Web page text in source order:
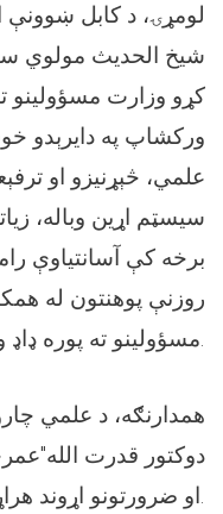
لومړۍ، د کابل
شیخ الحدیث مولوي
کړو وزارت مسؤولینو
ورکشاپ په دایرېدو
علمي، څېړنیزو او
سیسټم اړین وباله،
برخه کې آسانتیاوې
روزنې پوهنتون له
مسؤولینو ته پوره ډاډ ورکړ.
همدارنګه، د علمي
دوکتور قدرت
او ضرورتونو اړوند هراړخیزې خبرې وکړې.